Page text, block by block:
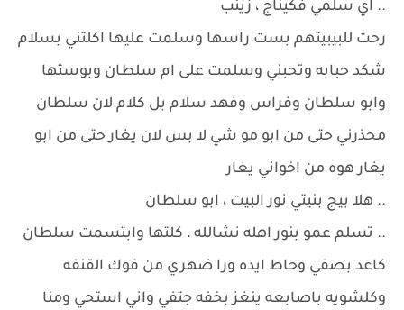
.. اي سلمي فكيناج ، زينب
رحت للبيبيتهم بست راسها وسلمت عليها اكلتني بسلام
شكد حبابه وتحبني وسلمت على ام سلطان وبوستها
وابو سلطان وفراس وفهد سلام بل كلام لان سلطان
محذرني حتى من ابو مو شي لا بس لان يغار حتى من ابو
يغار هوه من اخواني يغار
.. هلا بيج بنيتي نور البيت ، ابو سلطان
.. تسلم عمو بنور اهله نشالله ، كلتها وابتسمت سلطان
كاعد بصفي وحاط ايده ورا ضهري من فوك القنفه
وكلشويه باصابعه ينغز بخفه جتفي واني استحي ومنا